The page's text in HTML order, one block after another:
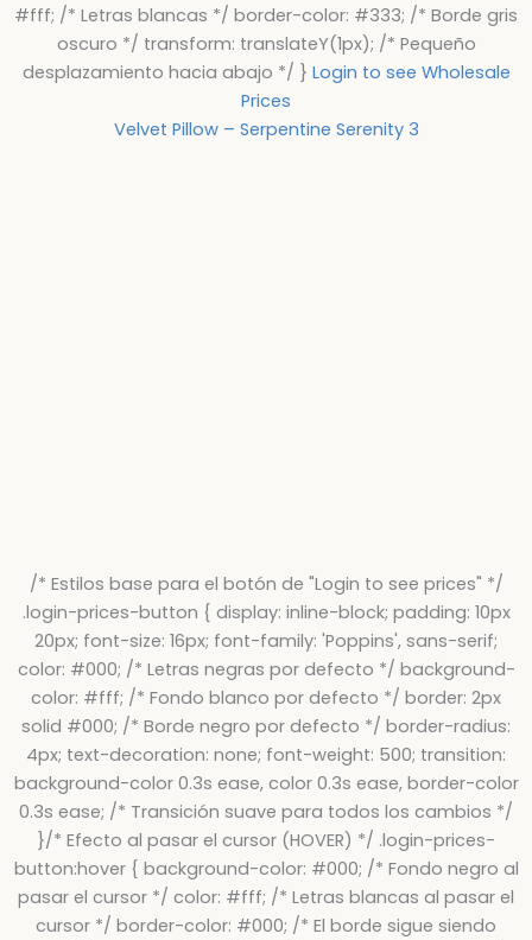
#fff; /* Letras blancas */ border-color: #333; /* Borde gris
oscuro */ transform: translateY(1px); /* Pequeño
desplazamiento hacia abajo */ } Login to see Wholesale
Prices
Velvet Pillow – Serpentine Serenity 3
/* Estilos base para el botón de "Login to see prices" */
.login-prices-button { display: inline-block; padding: 10px
20px; font-size: 16px; font-family: 'Poppins', sans-serif;
color: #000; /* Letras negras por defecto */ background-
color: #fff; /* Fondo blanco por defecto */ border: 2px
solid #000; /* Borde negro por defecto */ border-radius:
4px; text-decoration: none; font-weight: 500; transition:
background-color 0.3s ease, color 0.3s ease, border-color
0.3s ease; /* Transición suave para todos los cambios */
}/* Efecto al pasar el cursor (HOVER) */ .login-prices-
button:hover { background-color: #000; /* Fondo negro al
pasar el cursor */ color: #fff; /* Letras blancas al pasar el
cursor */ border-color: #000; /* El borde sigue siendo